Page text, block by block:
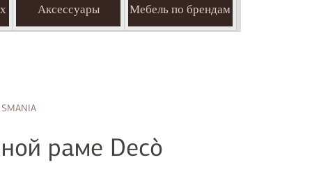
Аксессуары Мебель по брендам
раме Decò